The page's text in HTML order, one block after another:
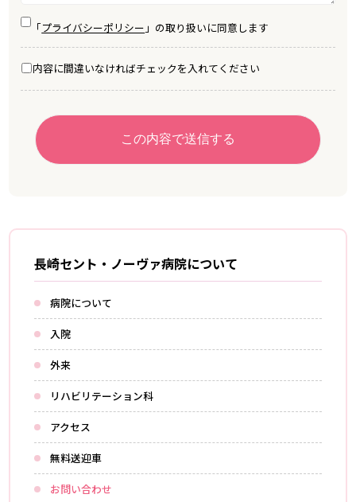
長崎セント・ノーヴァ病院について
病院について
入院
外来
リハビリテーション科
アクセス
無料送迎車
お問い合わせ
「プライバシーポリシー 」の取り扱いに同意します
内容に間違いなければチェックを入れてください